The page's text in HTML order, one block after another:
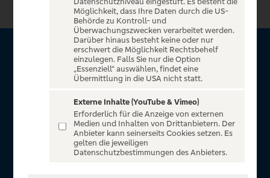
Über VR Entertain
für alle Kunden der Volksbanken Raiffeisenbanken. Auf
unserem einzigartigen Portal finden Sie Tickets für
atemberaubende Konzerte, Musicals und Shows, die
Fußball-Bundesliga sowie die Champions League und die
Möglichkeit, dass Ihre Daten durch die US-
Behörde zu Kontroll- und
Überwachungszwecken verarbeitet werden.
Darüber hinaus besteht keine oder nur
erschwert die Möglichkeit Rechtsbehelf
einzulegen. Falls Sie nur die Option
„Essenziell“ auswählen, findet eine
Übermittlung in die USA nicht statt.
Externe Inhalte (YouTube & Vimeo)
Erforderlich für die Anzeige von externen
Medien und Inhalten von Drittanbietern. Der
Anbieter kann seinerseits Cookies setzen. Es
gelten die jeweiligen
Datenschutzbestimmungen des Anbieters.